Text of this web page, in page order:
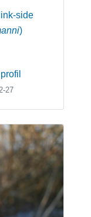
side
)
27